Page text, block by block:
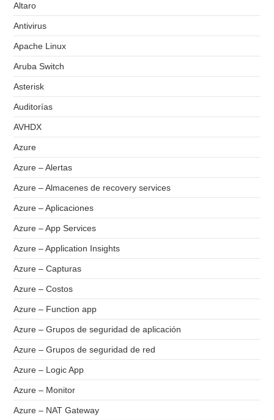
Altaro
Antivirus
Apache Linux
Aruba Switch
Asterisk
Auditorías
AVHDX
Azure
Azure – Alertas
Azure – Almacenes de recovery services
Azure – Aplicaciones
Azure – App Services
Azure – Application Insights
Azure – Capturas
Azure – Costos
Azure – Function app
Azure – Grupos de seguridad de aplicación
Azure – Grupos de seguridad de red
Azure – Logic App
Azure – Monitor
Azure – NAT Gateway